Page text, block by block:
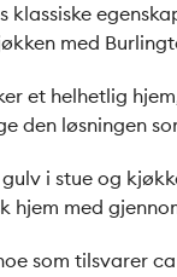
klassiske
med
et helhetlig
den løsningen
i stue og
med
som tilsvarer